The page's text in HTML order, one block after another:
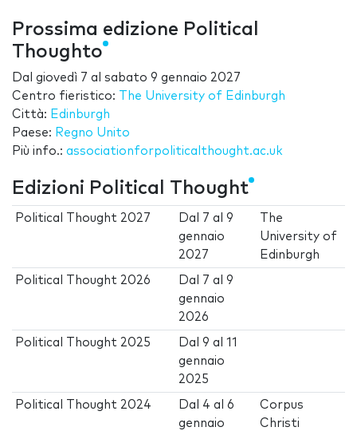
Prossima edizione Political
Thoughto
Dal giovedì 7 al sabato 9 gennaio 2027
Centro fieristico:
The University of Edinburgh
Città: Edinburgh
Paese: Regno Unito
Più info.: associationforpoliticalthought.ac.uk
Edizioni Political Thought
Political Thought 2027 Dal 7 al9
gennaio
2027
The
University of
Edinburgh
Political Thought 2026 Dal 7 al9
gennaio
2026
Political Thought 2025 Dal9 al11
gennaio
2025
Political Thought 2024 Dal 4 al6
gennaio
Corpus
Christi